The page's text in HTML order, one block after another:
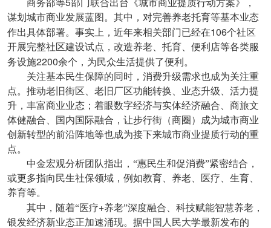
商务部等 部门联合出台《城市商业提质行动方案》，
谋划城市商业发展蓝图。其中，对完善养老托育等基本业态
作出具体部署。事实上，近年来相关部门已经在106个社区
开展完整社区建设试点，改造养老、托育、便利店等各类服
务设施2200余个，为民众生活提供了便利。
关注基本民生保障的同时，消费升级需求也成为关注重
点。推动老旧街区、老旧厂区功能转换、业态升级、活力提
升，丰富商业业态；着眼数字经济与实体经济融合、商旅文
体健融合、国内国际融合，让步行街（商圈）成为城市商业
创新转型的前沿阵地等也成为接下来城市商业提质行动的重
点。
中金宏观分析团队指出，“惠民生和促消费”紧密结合，
或更多指向民生社保领域，例如教育、养老、医疗、生育、
养育等。
其中，随着“医疗+养老”深度融合、科技赋能智慧养老，
银发经济新业态正加速涌现。据中国人民大学最新发布的